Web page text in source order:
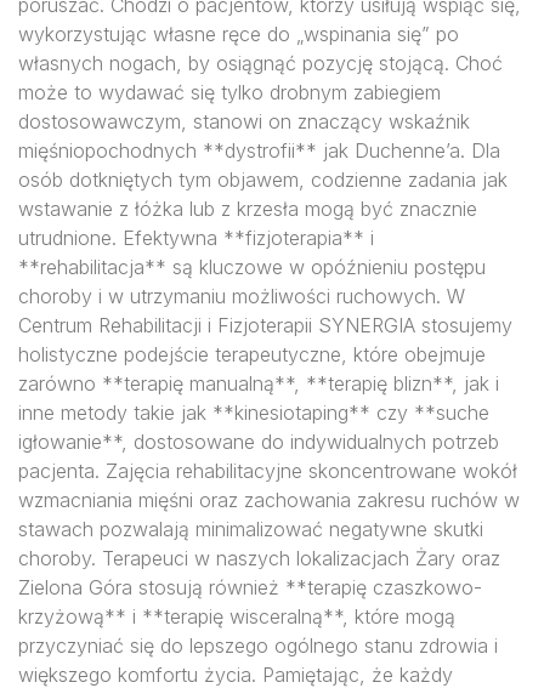
poruszać. Chodzi o pacjentów, którzy usiłują wspiąć się,
wykorzystując własne ręce do „wspinania się” po
własnych nogach, by osiągnąć pozycję stojącą. Choć
może to wydawać się tylko drobnym zabiegiem
dostosowawczym, stanowi on znaczący wskaźnik
mięśniopochodnych **dystrofii** jak Duchenne’a. Dla
osób dotkniętych tym objawem, codzienne zadania jak
wstawanie z łóżka lub z krzesła mogą być znacznie
utrudnione. Efektywna **fizjoterapia** i
**rehabilitacja** są kluczowe w opóźnieniu postępu
choroby i w utrzymaniu możliwości ruchowych. W
Centrum Rehabilitacji i Fizjoterapii SYNERGIA stosujemy
holistyczne podejście terapeutyczne, które obejmuje
zarówno **terapię manualną**, **terapię blizn**, jak i
inne metody takie jak **kinesiotaping** czy **suche
igłowanie**, dostosowane do indywidualnych potrzeb
pacjenta. Zajęcia rehabilitacyjne skoncentrowane wokół
wzmacniania mięśni oraz zachowania zakresu ruchów w
stawach pozwalają minimalizować negatywne skutki
choroby. Terapeuci w naszych lokalizacjach Żary oraz
Zielona Góra stosują również **terapię czaszkowo-
krzyżową** i **terapię wisceralną**, które mogą
przyczyniać się do lepszego ogólnego stanu zdrowia i
większego komfortu życia. Pamiętając, że każdy